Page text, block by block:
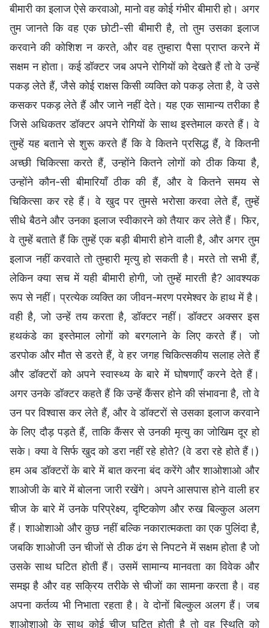
बीमारी का इलाज ऐसे करवाओ, मानो वह कोई गंभीर बीमारी हो। अगर
तुम जानते कि वह एक छोटी-सी बीमारी है, तो तुम उसका इलाज
करवाने की कोशिश न करते, और वह तुम्हारा पैसा प्राप्त करने में
सक्षम न होता। कई डॉक्टर जब अपने रोगियों को देखते हैं तो वे उन्हें
पकड़ लेते हैं, जैसे कोई राक्षस किसी व्यक्ति को पकड़ लेता है, वे उसे
कसकर पकड़ लेते हैं और जाने नहीं देते। यह एक सामान्य तरीका है
जिसे अधिकतर डॉक्टर अपने रोगियों के साथ इस्तेमाल करते हैं। वे
तुम्हें यह बताने से शुरू करते हैं कि वे कितने प्रसिद्ध हैं, वे कितनी
अच्छी चिकित्सा करते हैं, उन्होंने कितने लोगों को ठीक किया है,
उन्होंने कौन-सी बीमारियाँ ठीक की हैं, और वे कितने समय से
चिकित्सा कर रहे हैं। वे खुद पर तुमसे भरोसा करवा लेते हैं, तुम्हें
सीधे बैठने और उनका इलाज स्वीकारने को तैयार कर लेते हैं। फिर,
वे तुम्हें बताते हैं कि तुम्हें एक बड़ी बीमारी होने वाली है, और अगर तुम
इलाज नहीं करवाते तो तुम्हारी मृत्यु हो सकती है। मरते तो सभी हैं,
लेकिन क्या सच में यही बीमारी होगी, जो तुम्हें मारती है? आवश्यक
रूप से नहीं। प्रत्येक व्यक्ति का जीवन-मरण परमेश्वर के हाथ में है।
वही है, जो उन्हें तय करता है, डॉक्टर नहीं। डॉक्टर अक्सर इस
हथकंडे का इस्तेमाल लोगों को बरगलाने के लिए करते हैं। जो
डरपोक और मौत से डरते हैं, वे हर जगह चिकित्सकीय सलाह लेते हैं
और डॉक्टरों को अपने स्वास्थ्य के बारे में घोषणाएँ करने देते हैं।
अगर उनके डॉक्टर कहते हैं कि उन्हें कैंसर होने की संभावना है, तो वे
उन पर विश्वास कर लेते हैं, और वे डॉक्टरों से उसका इलाज करवाने
के लिए दौड़ पड़ते हैं, ताकि कैंसर से उनकी मृत्यु का जोखिम दूर हो
सके। क्या वे सिर्फ खुद को डरा नहीं रहे होते? (वे डरा रहे होते हैं।)
हम अब डॉक्टरों के बारे में बात करना बंद करेंगे और शाओशाओ और
शाओजी के बारे में बोलना जारी रखेंगे। अपने आसपास होने वाली हर
चीज के बारे में उनके परिप्रेक्ष्य, दृष्टिकोण और रुख बिल्कुल अलग
हैं। शाओशाओ और कुछ नहीं बल्कि नकारात्मकता का एक पुलिंदा है,
जबकि शाओजी उन चीजों से ठीक ढंग से निपटने में सक्षम होता है जो
उसके साथ घटित होती हैं। उसमें सामान्य मानवता का विवेक और
समझ है और वह सक्रिय तरीके से चीजों का सामना करता है। वह
अपना कर्तव्य भी निभाता रहता है। वे दोनों बिल्कुल अलग हैं। जब
शाओशाओ के साथ कोई चीज घटित होती है तो वह स्थिति को